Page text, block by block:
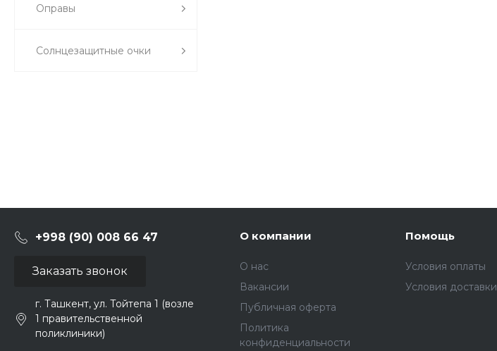
Оправы
Солнцезащитные очки
+998 (90) 008 66 47
Заказать звонок
г. Ташкент, ул. Тойтепа 1 (возле
1 правительственной
поликлиники)
О компании
О нас
Вакансии
Публичная оферта
Политика
конфиденциальности
Помощь
Условия оплаты
Условия доставки